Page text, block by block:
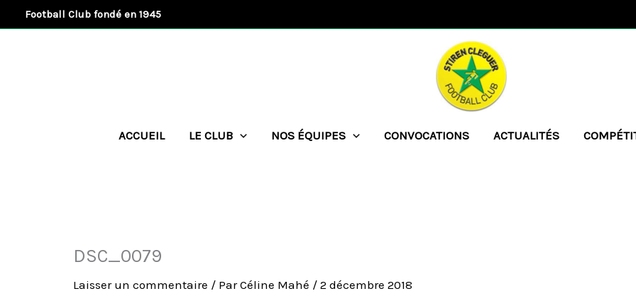
au
Football Club fondé en 1945
ACCUEIL LE CLUB NOS ÉQUIPES CONVOCATIONS ACTUALITÉS
DSC_0079
Laisser un commentaire / ParCéline Mahé / 2 décembre 2018